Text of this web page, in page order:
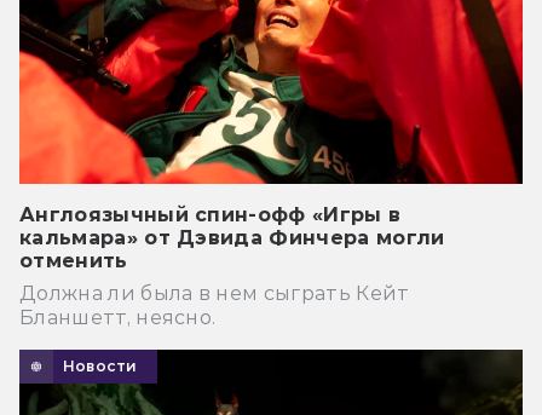
Англоязычный спин-офф «Игры в
кальмара» от Дэвида Финчера могли
отменить
Должна ли была в нем сыграть Кейт
Бланшетт, неясно.
Новости